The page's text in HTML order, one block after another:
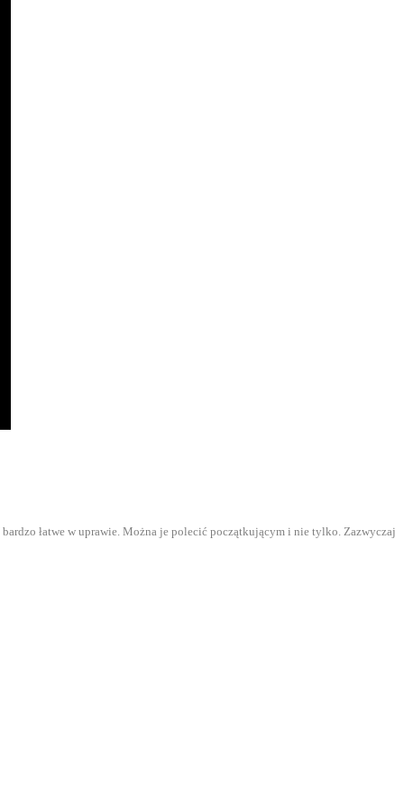
łatwe w uprawie. Można je polecić początkującym i nie tylko. Zazwyczaj